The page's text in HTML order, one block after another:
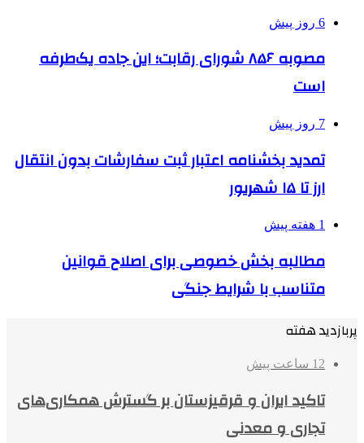
6 روز پیش
مصوبه ۸۵۶ شورای رقابت؛ این جاده یک‌طرفه
است
7 روز پیش
تمدید بخشنامه اعتبار ثبت سفارشات بدون انتقال
ارز تا ۱۵ شهریور
1 هفته پیش
مطالبه بخش خصوصی برای اصلاح قوانین
متناسب با شرایط جنگی
پربازدید هفته
12 ساعت پیش
تاکید ایران و قرقیزستان بر گسترش همکاری‌های
تجاری و معدنی